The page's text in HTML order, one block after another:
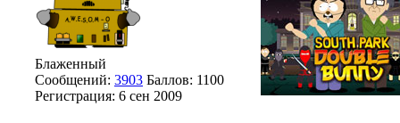
Блаженный
Сообщений: 3903 Баллов: 1100
Регистрация: 6 сен 2009